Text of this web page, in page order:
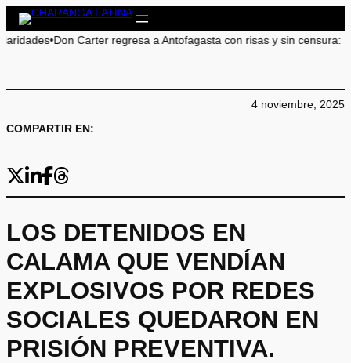
Saltar
al
•Don Carter regresa a Antofagasta con risas y sin censura: ¡No te lo
COMPARTIR EN:
4 noviembre, 2025
LOS DETENIDOS EN
CALAMA QUE VENDÍAN
EXPLOSIVOS POR REDES
SOCIALES QUEDARON EN
PRISIÓN PREVENTIVA.